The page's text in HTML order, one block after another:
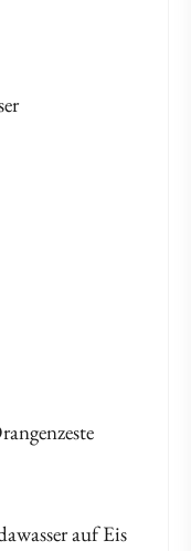
auf Eis